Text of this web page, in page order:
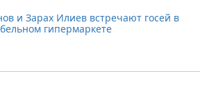
и Зарах Илиев встречают госей в
гипермаркете